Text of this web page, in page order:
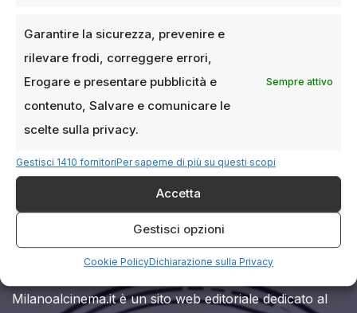
Garantire la sicurezza, prevenire e
rilevare frodi, correggere errori,
Erogare e presentare pubblicità e
contenuto, Salvare e comunicare le
scelte sulla privacy.
Sempre attivo
Gestisci 1410 fornitoriPer saperne di più su questi scopi
Accetta
Gestisci opzioni
Cookie PolicyDichiarazione sulla Privacy
narrativo…
Milanoalcinema.it
Milanoalcinema.it è un sito web editoriale dedicato al